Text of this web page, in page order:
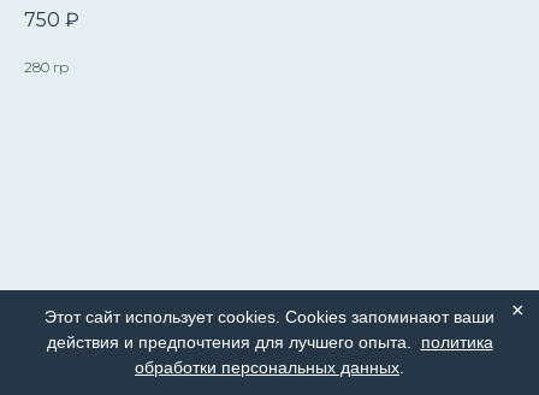
750 ₽
280 гр
×
Этот сайт использует cookies. Cookies запоминают ваши
действия и предпочтения для лучшего опыта.
политика
обработки персональных данных